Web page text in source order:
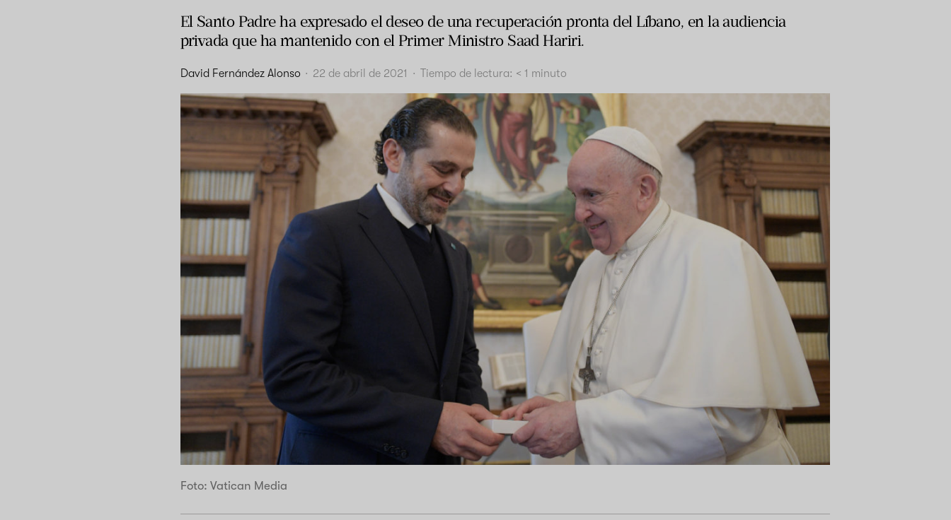
El Santo Padre ha expresado el deseo de una recuperación pronta del Líbano, en la audiencia
privada que ha mantenido con el Primer Ministro Saad Hariri.
David Fernández Alonso · 22 de abril de 2021 · Tiempo de lectura: < 1 minuto
Foto: Vatican Media